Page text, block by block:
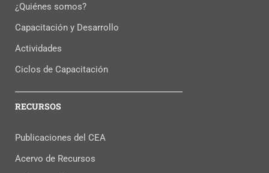
¿Quiénes somos?
Capacitación y Desarrollo
Actividades
Ciclos de Capacitación
RECURSOS
Publicaciones del CEA
Acervo de Recursos